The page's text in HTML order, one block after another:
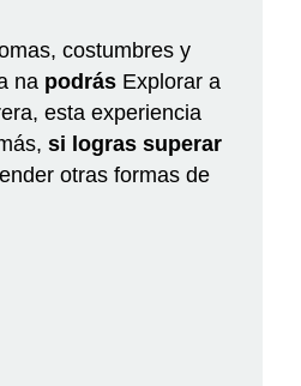
con
na
sus
usos
Ver...
costumbres y
na podrás Explorar a
esta experiencia
si logras superar
otras formas de